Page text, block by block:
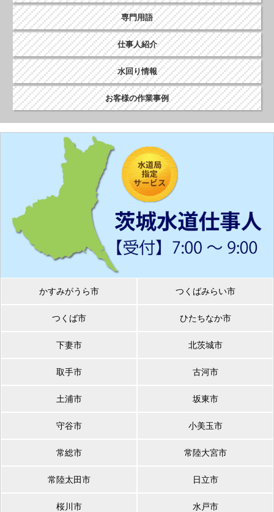
専門用語
仕事人紹介
水回り情報
お客様の作業事例
かすみがうら市 つくばみらい市
つくば市 ひたちなか市
下妻市 北茨城市
取手市 古河市
土浦市 坂東市
守谷市 小美玉市
常総市 常陸大宮市
常陸太田市 日立市
桜川市 水戸市